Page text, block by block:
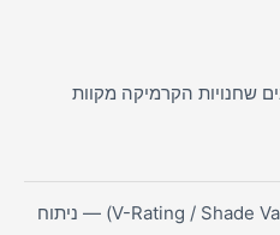
3 סודות כואבים שחנויות הקרמיקה מקוות
מדד השונות הוויזואלית (V-Rating / Shade Variation) — ניתוח